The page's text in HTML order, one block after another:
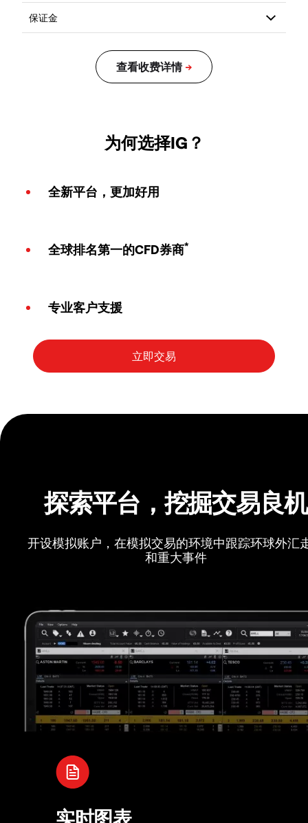
为何选择IG？
全新平台，更加好用
全球排名第一的CFD券商*
专业客户支援
探索平台，挖掘交易良机
开设模拟账户，在模拟交易的环境中跟踪环球外汇
和重大事件
实时图表